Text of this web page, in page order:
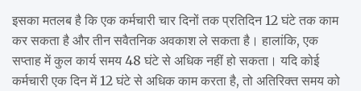
इसका मतलब है कि एक कर्मचारी चार दिनों तक प्रतिदिन 12 घंटे तक काम
कर सकता है और तीन सवैतनिक अवकाश ले सकता है। हालांकि, एक
सप्ताह में कुल कार्य समय 48 घंटे से अधिक नहीं हो सकता। यदि कोई
कर्मचारी एक दिन में 12 घंटे से अधिक काम करता है, तो अतिरिक्त समय को